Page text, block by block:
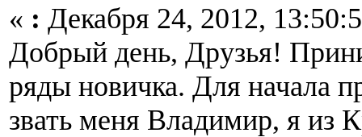
« : Декабря 24, 2012,
Добрый день, Друзья!
ряды новичка. Для начала
звать меня Владимир, я из